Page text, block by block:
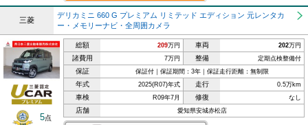
三菱
デリカミニ 660 G プレミアム リミテッド エディション 元レンタカ
ー・メモリーナビ・全周囲カメラ
5点
総額 209万円 車両 202万円
諸費用 7万円 整備 定期点検整備付
保証 保証付｜保証期間：3年｜保証走行距離：無制限
年式 2025(R07)年式 走行 0.5万km
車検 R09年7月 修復 なし
店舗 愛知県安城赤松店